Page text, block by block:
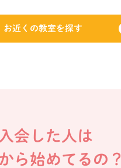
お近くの教室を探す
入会した人は
ら始めてるの？